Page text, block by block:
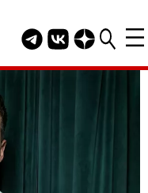
Telegram канал
Группа HELLO
Канал